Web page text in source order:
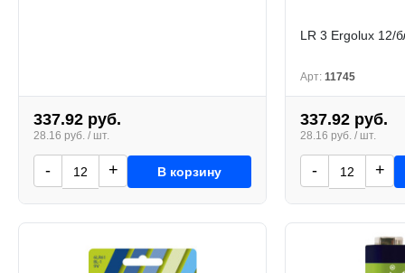
337.92 руб.
28.16 руб. / шт.
- + В корзину
LR 3 Ergolux 12/
Арт: 11745
337.92 руб.
28.16 руб. / шт.
- +